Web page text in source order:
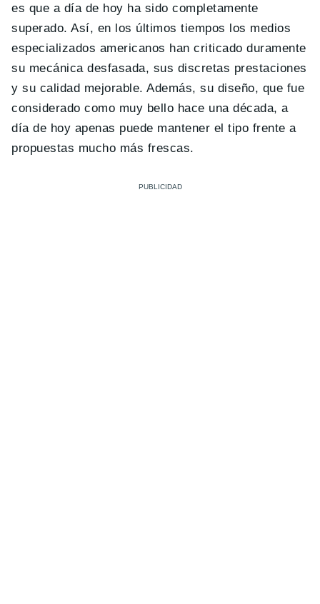
es que a día de hoy ha sido completamente
superado. Así, en los últimos tiempos los medios
especializados americanos han criticado duramente
su mecánica desfasada, sus discretas prestaciones
y su calidad mejorable. Además, su diseño, que fue
considerado como muy bello hace una década, a
día de hoy apenas puede mantener el tipo frente a
propuestas mucho más frescas.